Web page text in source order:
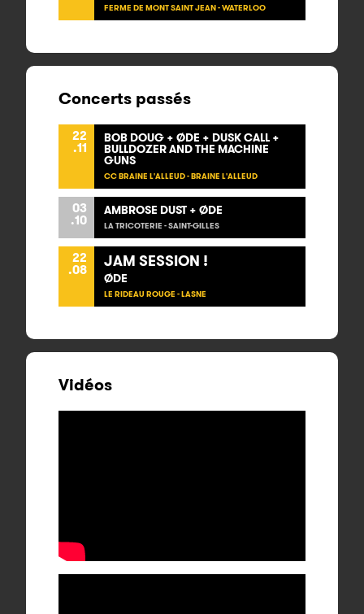
FERME DE MONT SAINT JEAN - WATERLOO
Concerts passés
22
.11
BOB DOUG + ØDE + DUSK CALL +
BULLDOZER AND THE MACHINE
GUNS
CC BRAINE L'ALLEUD - BRAINE L'ALLEUD
03
.10
AMBROSE DUST + ØDE
LA TRICOTERIE - SAINT-GILLES
22
.08 JAM SESSION !
ØDE
LE RIDEAU ROUGE - LASNE
Vidéos